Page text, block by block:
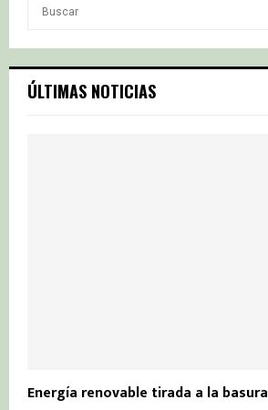
c
h
ÚLTIMAS NOTICIAS
Energía renovable tirada a la basura